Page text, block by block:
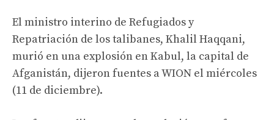
El ministro interino de Refugiados y
Repatriación de los talibanes, Khalil Haqqani,
murió en una explosión en Kabul, la capital de
Afganistán, dijeron fuentes a WION el miércoles
(11 de diciembre).